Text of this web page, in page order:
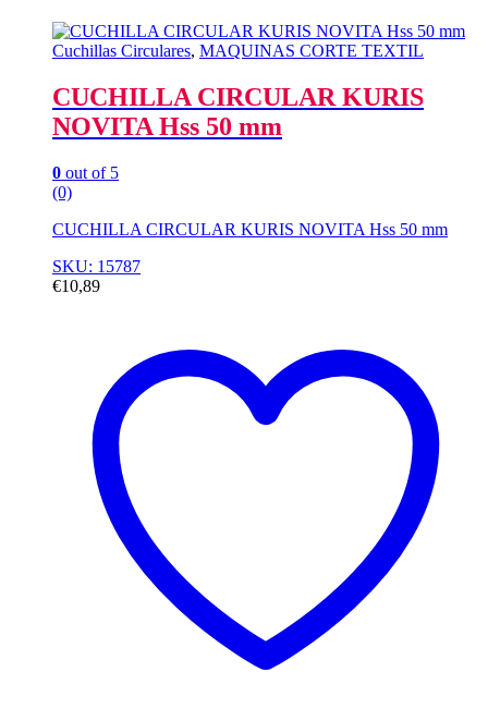
Cuchillas Circulares, MAQUINAS CORTE TEXTIL
CUCHILLA CIRCULAR KURIS
NOVITA Hss 50 mm
0 out of 5
(0)
CUCHILLA CIRCULAR KURIS NOVITA Hss 50 mm
SKU: 15787
€10,89